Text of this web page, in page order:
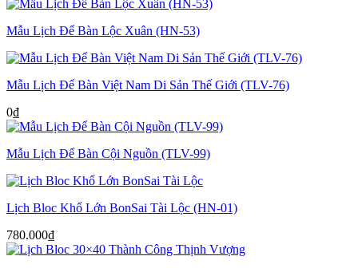
Mẫu Lịch Để Bàn Lộc Xuân (HN-53)
Mẫu Lịch Để Bàn Việt Nam Di Sản Thế Giới (TLV-76)
0₫
Mẫu Lịch Để Bàn Cội Nguồn (TLV-99)
Lịch Bloc Khổ Lớn BonSai Tài Lộc (HN-01)
780.000₫